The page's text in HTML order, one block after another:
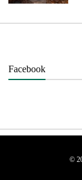
Facebook
©